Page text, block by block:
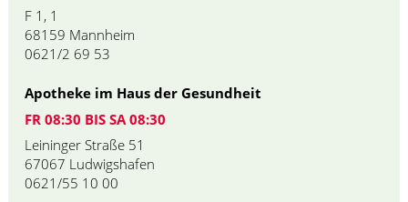
F 1, 1
68159 Mannheim
0621/2 69 53
Apotheke im Haus der Gesundheit
FR 08:30 BIS SA 08:30
Leininger Straße 51
67067 Ludwigshafen
0621/55 10 00